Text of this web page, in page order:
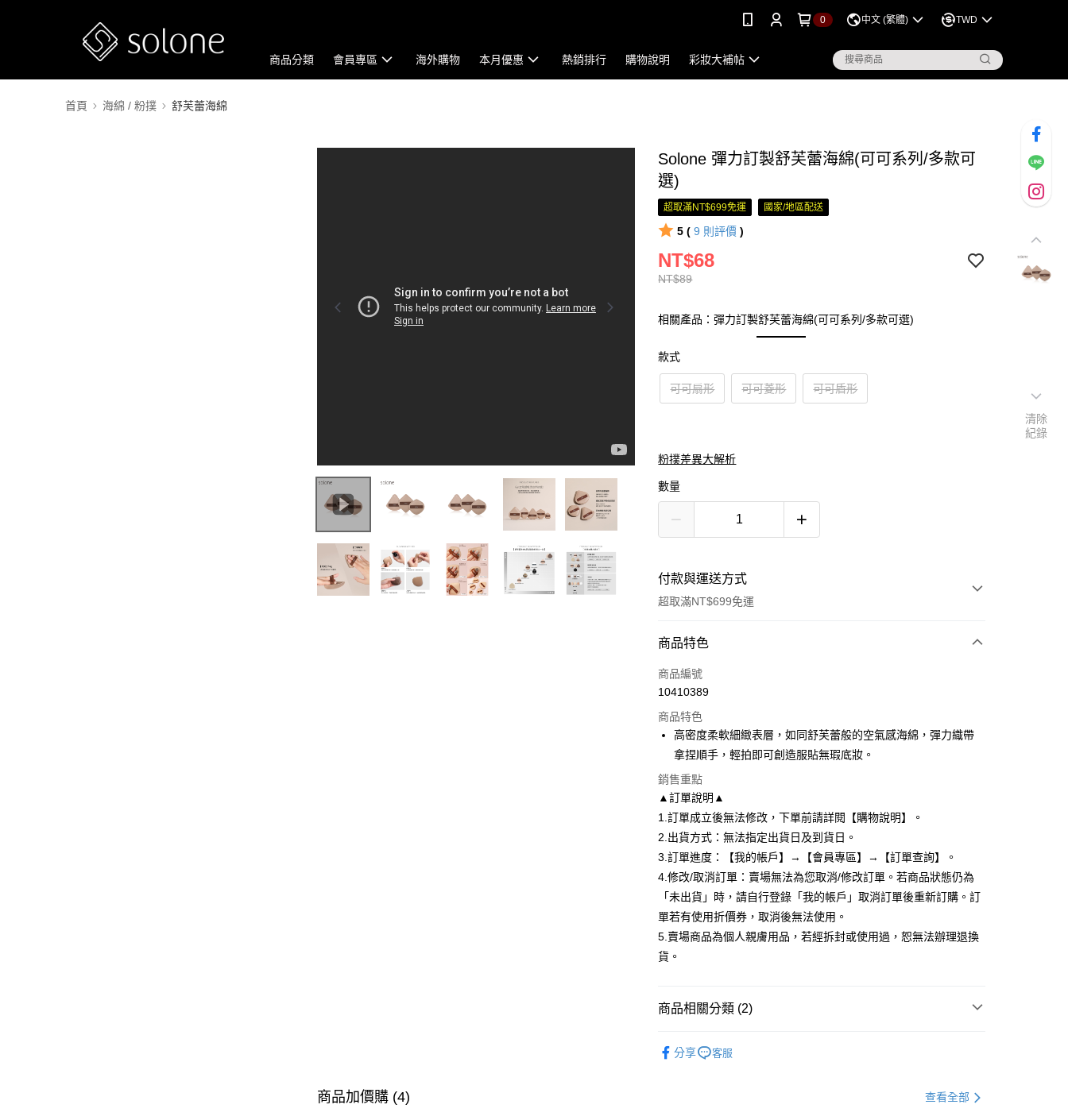
0 中文 (繁體) TWD
商品分類 會員專區 海外購物 本月優惠 熱銷排行 購物說明 彩妝大補帖
首頁 海綿 / 粉撲 舒芙蕾海綿
Solone 彈力訂製舒芙蕾海綿(可可系列/多款可
選)
超取滿NT$699免運 國家/地區配送
5 ( 9 則評價 )
NT$89
NT$68
相關產品：彈力訂製舒芙蕾海綿(可可系列/多款可選)
款式
可可扇形 可可菱形 可可盾形
粉撲差異大解析
數量
付款與運送方式
超取滿NT$699免運
付款方式
信用卡一次付款
LINE Pay
Apple Pay
街口支付
悠遊付
全盈+PAY
大哥付你分期
相關說明
【大哥付你分期使用說明】
1.本服務由台灣大哥大提供，台灣大哥大用戶可立即使用無須另外申請。
3.實際核准額度、可分期數及費用金額請依後續交易確認頁面所載為準。
無法說明評估內容。
AFTEE先享後付
AFTEE先享後付是「在收到商品之後才付款」的支付方式。 讓您購物簡單
便利好安心！
２．便利：只要手機號碼，簡訊認證，即可結帳。
３．安心：先確認商品／服務後，再付款。
１．於結帳方式選擇「AFTEE先享後付」後，將跳轉至「AFTEE先享後
運送方式
商品特色
商品編號
10410389
商品特色
高密度柔軟細緻表層，如同舒芙蕾般的空氣感海綿，彈力織帶
拿捏順手，輕拍即可創造服貼無瑕底妝。
銷售重點
▲訂單說明▲
1.訂單成立後無法修改，下單前請詳閱【購物說明】。
2.出貨方式：無法指定出貨日及到貨日。
3.訂單進度：【我的帳戶】→【會員專區】→【訂單查詢】。
4.修改/取消訂單：賣場無法為您取消/修改訂單。若商品狀態仍為
「未出貨」時，請自行登錄「我的帳戶」取消訂單後重新訂購。訂
單若有使用折價券，取消後無法使用。
5.賣場商品為個人親膚用品，若經拆封或使用過，恕無法辦理退換
貨。
商品相關分類 (2)
分享 客服
商品加價購 (4) 查看全部
清除
紀錄